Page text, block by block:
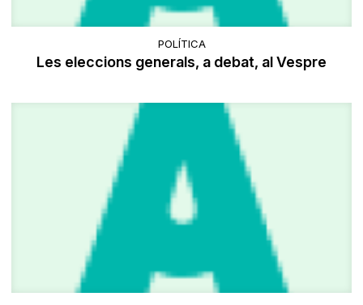
POLÍTICA
Les eleccions generals, a debat, al Vespre